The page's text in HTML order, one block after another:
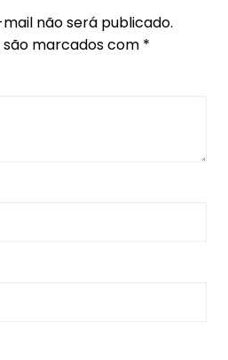
não será publicado.
marcados com *